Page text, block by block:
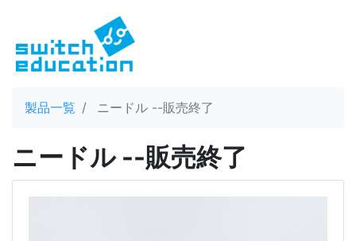
製品一覧 ニードル --販売終了
ニードル --販売終了